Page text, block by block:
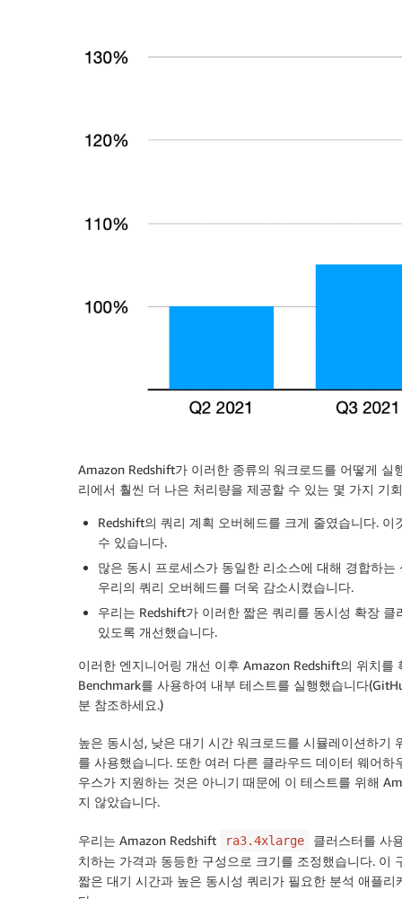
Amazon Redshift가 이러한 종류의 워크로드를 어떻게
리에서 훨씬 더 나은 처리량을 제공할 수 있는 몇 가지 기
Redshift의 쿼리 계획 오버헤드를 크게 줄였습니다.
수 있습니다.
많은 동시 프로세스가 동일한 리소스에 대해 경합하
우리의 쿼리 오버헤드를 더욱 감소시켰습니다.
우리는 Redshift가 이러한 짧은 쿼리를 동시성 확장
있도록 개선했습니다.
이러한 엔지니어링 개선 이후 Amazon Redshift의 위치를
Benchmark를 사용하여 내부 테스트를 실행했습니다
분 참조하세요.)
높은 동시성, 낮은 대기 시간 워크로드를 시뮬레이션하기
를 사용했습니다. 또한 여러 다른 클라우드 데이터 웨어
우스가 지원하는 것은 아니기 때문에 이 테스트를 위해
지 않았습니다.
우리는 Amazon Redshift ra3.4xlarge
클러스터를 사
치하는 가격과 동등한 구성으로 크기를 조정했습니다.
짧은 대기 시간과 높은 동시성 쿼리가 필요한 분석 애플